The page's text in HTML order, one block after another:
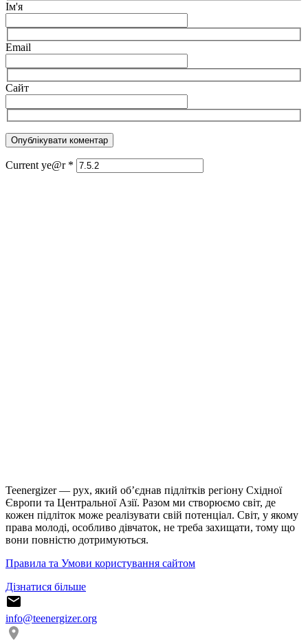
Ім'я
Email
Сайт
Current ye@r *
Teenergizer — рух, який об’єднав підлітків регіону Східної
Європи та Центральної Азії. Разом ми створюємо світ, де
кожен підліток може реалізувати свій потенціал. Світ, у якому
права молоді, особливо дівчаток, не треба захищати, тому що
вони повністю дотримуються.
Правила та Умови користування сайтом
Дізнатися більше
info@teenergizer.org